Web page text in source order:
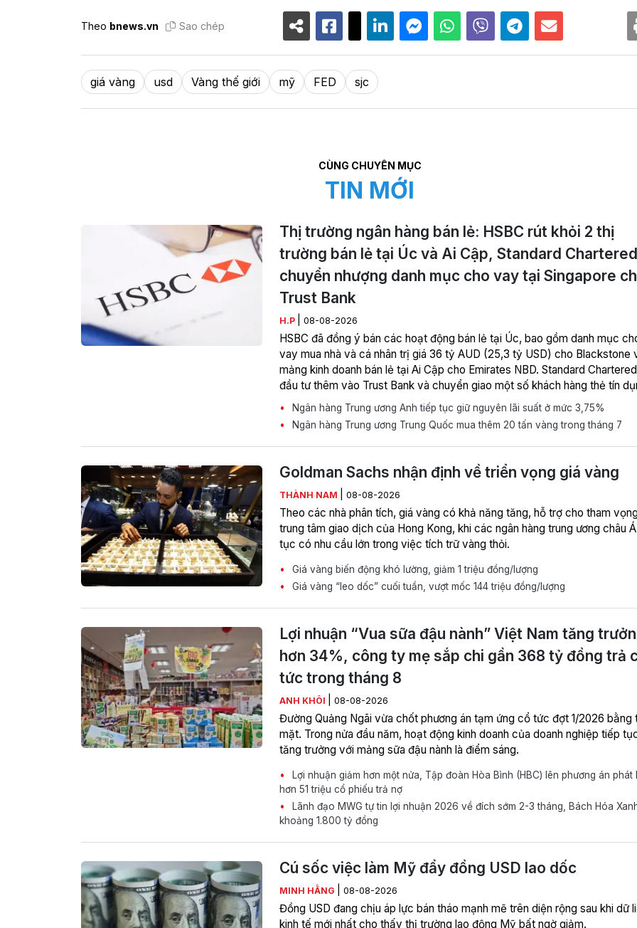
Theo bnews.vn Sao chép
giá vàng usd Vàng thế giới mỹ FED sjc
CÙNG CHUYÊN MỤC
TIN MỚI
Thị trường ngân hàng bán lẻ: HSBC rút khỏi 2 thị
trường bán lẻ tại Úc và Ai Cập, Standard Chartered
chuyển nhượng danh mục cho vay tại Singapore
Trust Bank
H.P 08-08-2026
HSBC đã đồng ý bán các hoạt động bán lẻ tại Úc, bao gồm danh mục
vay mua nhà và cá nhân trị giá 36 tỷ AUD (25,3 tỷ USD) cho Blackstone
mảng kinh doanh bán lẻ tại Ai Cập cho Emirates NBD. Standard
đầu tư thêm vào Trust Bank và chuyển giao một số khách hàng thẻ tín
và cho vay cá nhân tại Singapore từ tháng 9, khi Trust và Mox chuyển
hoạt động có lợi nhuận.
Ngân hàng Trung ương Anh tiếp tục giữ nguyên lãi suất ở mức 3,75%
Ngân hàng Trung ương Trung Quốc mua thêm 20 tấn vàng trong tháng 7
Goldman Sachs nhận định về triển vọng giá vàng
THÀNH NAM 08-08-2026
Theo các nhà phân tích, giá vàng có khả năng tăng, hỗ trợ cho tham
trung tâm giao dịch của Hong Kong, khi các ngân hàng trung ương châu
tục có nhu cầu lớn trong việc tích trữ vàng thỏi.
Giá vàng biến động khó lường, giảm 1 triệu đồng/lượng
Giá vàng “leo dốc” cuối tuần, vượt mốc 144 triệu đồng/lượng
Lợi nhuận “Vua sữa đậu nành” Việt Nam tăng
hơn 34%, công ty mẹ sắp chi gần 368 tỷ đồng trả
tức trong tháng 8
ANH KHÔI 08-08-2026
Đường Quảng Ngãi vừa chốt phương án tạm ứng cổ tức đợt 1/2026 bằng
mặt. Trong nửa đầu năm, hoạt động kinh doanh của doanh nghiệp tiếp
tăng trưởng với mảng sữa đậu nành là điểm sáng.
Lợi nhuận giảm hơn một nửa, Tập đoàn Hòa Bình (HBC) lên phương án phát
hơn 51 triệu cổ phiếu trả nợ
Lãnh đạo MWG tự tin lợi nhuận 2026 về đích sớm 2-3 tháng, Bách Hóa
khoảng 1.800 tỷ đồng
Cú sốc việc làm Mỹ đẩy đồng USD lao dốc
MINH HẰNG 08-08-2026
Đồng USD đang chịu áp lực bán tháo mạnh mẽ trên diện rộng sau khi dữ
kinh tế mới nhất cho thấy thị trường lao động Mỹ bất ngờ giảm.